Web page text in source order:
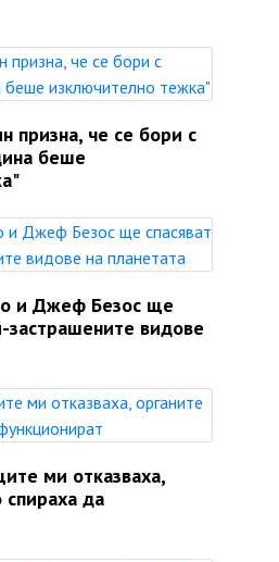
призна, че се бори с
беше
и Джеф Безос ще
застрашените видове
ми отказваха,
спираха да